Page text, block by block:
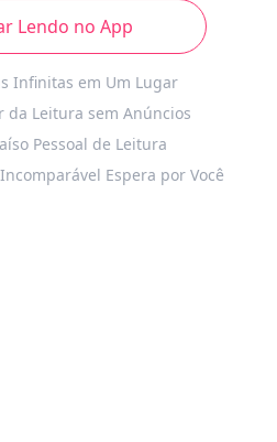
Lendo no App
Infinitas em Um Lugar
da Leitura sem Anúncios
Pessoal de Leitura
Espera por Você